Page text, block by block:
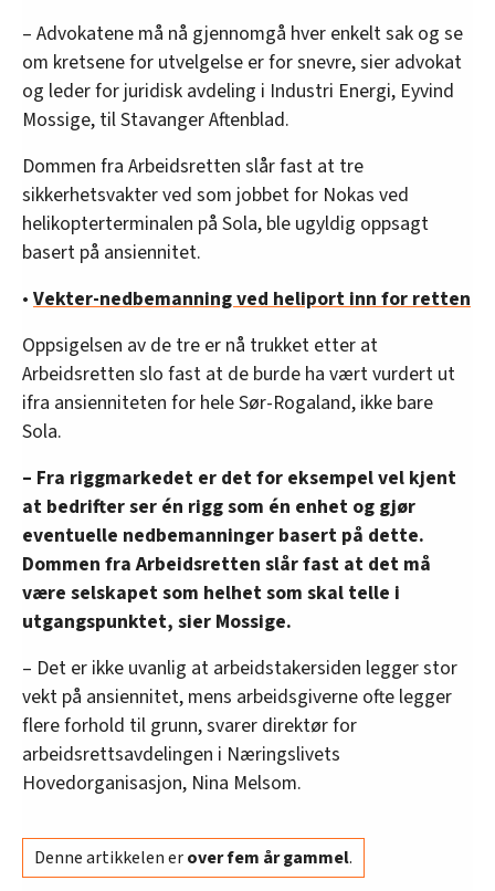
– Advokatene må nå gjennomgå hver enkelt sak og se
om kretsene for utvelgelse er for snevre, sier advokat
og leder for juridisk avdeling i Industri Energi, Eyvind
Mossige, til Stavanger Aftenblad.
Dommen fra Arbeidsretten slår fast at tre
sikkerhetsvakter ved som jobbet for Nokas ved
helikopterterminalen på Sola, ble ugyldig oppsagt
basert på ansiennitet.
• Vekter-nedbemanning ved heliport inn for retten
Oppsigelsen av de tre er nå trukket etter at
Arbeidsretten slo fast at de burde ha vært vurdert ut
ifra ansienniteten for hele Sør-Rogaland, ikke bare
Sola.
– Fra riggmarkedet er det for eksempel vel kjent
at bedrifter ser én rigg som én enhet og gjør
eventuelle nedbemanninger basert på dette.
Dommen fra Arbeidsretten slår fast at det må
være selskapet som helhet som skal telle i
utgangspunktet, sier Mossige.
– Det er ikke uvanlig at arbeidstakersiden legger stor
vekt på ansiennitet, mens arbeidsgiverne ofte legger
flere forhold til grunn, svarer direktør for
arbeidsrettsavdelingen i Næringslivets
Hovedorganisasjon, Nina Melsom.
Denne artikkelen erover fem år gammel.